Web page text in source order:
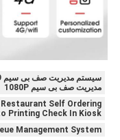
مدیریت صف بی سیم 1080P
Self Ordering
Printing Check In Kiosk
Management System